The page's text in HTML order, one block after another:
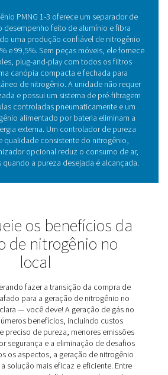
ajuda a reduzir os custos de
nos sistemas de ar e nitrogênio.
reduz drasticamente as despesas
aos métodos tradicionais
de
nitrogênio PMNG 1-3 utiliza
gases no ar à medida que o ar
das membranas de fibra oca. Essas
permitem que oxigênio, vapor de água
enquanto o nitrogênio continua para
e com operação simples, a
um fornecimento de nitrogênio
a ideal para várias aplicações
até 99,5% de pureza